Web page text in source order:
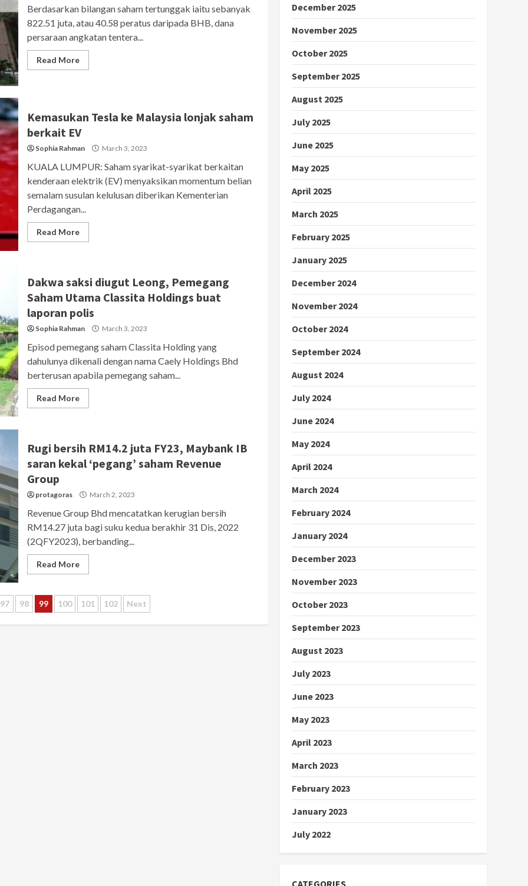
Berdasarkan bilangan saham tertunggak iaitu sebanyak
822.51 juta, atau 40.58 peratus daripada BHB, dana
persaraan angkatan tentera...
Read More
Kemasukan Tesla ke Malaysia lonjak saham
berkait EV
Sophia Rahman March 3, 2023
KUALA LUMPUR: Saham syarikat-syarikat berkaitan
kenderaan elektrik (EV) menyaksikan momentum belian
semalam susulan kelulusan diberikan Kementerian
Perdagangan...
Read More
Dakwa saksi diugut Leong, Pemegang
Saham Utama Classita Holdings buat
laporan polis
Sophia Rahman March 3, 2023
Episod pemegang saham Classita Holding yang
dahulunya dikenali dengan nama Caely Holdings Bhd
berterusan apabila pemegang saham...
Read More
Rugi bersih RM14.2 juta FY23, Maybank IB
saran kekal ‘pegang’ saham Revenue
Group
protagoras March 2, 2023
Revenue Group Bhd mencatatkan kerugian bersih
RM14.27 juta bagi suku kedua berakhir 31 Dis, 2022
(2QFY2023), berbanding...
Read More
97 98 99 100 101 102 Next
December 2025
November 2025
October 2025
September 2025
August 2025
July 2025
June 2025
May 2025
April 2025
March 2025
February 2025
January 2025
December 2024
November 2024
October 2024
September 2024
August 2024
July 2024
June 2024
May 2024
April 2024
March 2024
February 2024
January 2024
December 2023
November 2023
October 2023
September 2023
August 2023
July 2023
June 2023
May 2023
April 2023
March 2023
February 2023
January 2023
July 2022
CATEGORIES